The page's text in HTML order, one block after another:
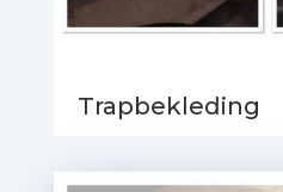
Trapbekleding